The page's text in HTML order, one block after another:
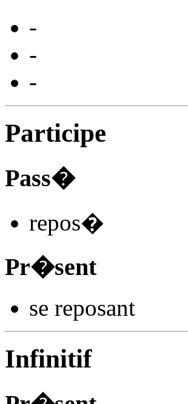
-
-
-
Participe
Pass�
repos�
Pr�sent
se reposant
Infinitif